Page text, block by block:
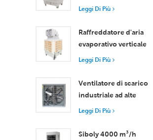
ad alta efficienza da
telecomando
Leggi Di Più
Raffreddatore d'aria
evaporativo verticale
con ruote e
d'aria 18000 m³/h
Leggi Di Più
Ventilatore di scarico
industriale ad alte
prestazioni con flusso
per una ventilazione
Leggi Di Più
Siboly 4000 m³/h